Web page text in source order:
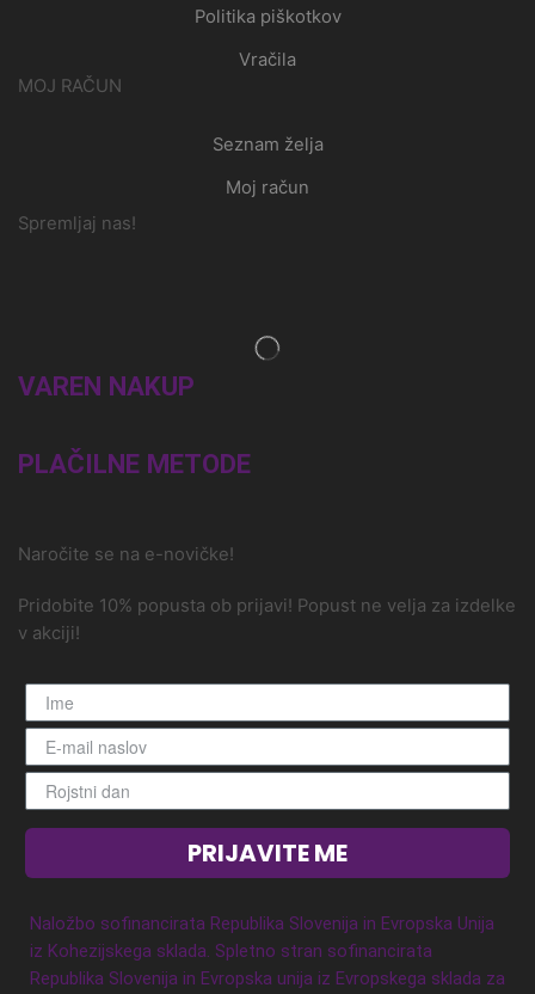
Politika piškotkov
Vračila
MOJ RAČUN
Seznam želja
Moj račun
Spremljaj nas!
VAREN NAKUP
PLAČILNE METODE
Naročite se na e-novičke!
Pridobite 10% popusta ob prijavi! Popust ne velja za izdelke
v akciji!
PRIJAVITE ME
Naložbo sofinancirata Republika Slovenija in Evropska Unija
iz Kohezijskega sklada. Spletno stran sofinancirata
Republika Slovenija in Evropska unija iz Evropskega sklada za